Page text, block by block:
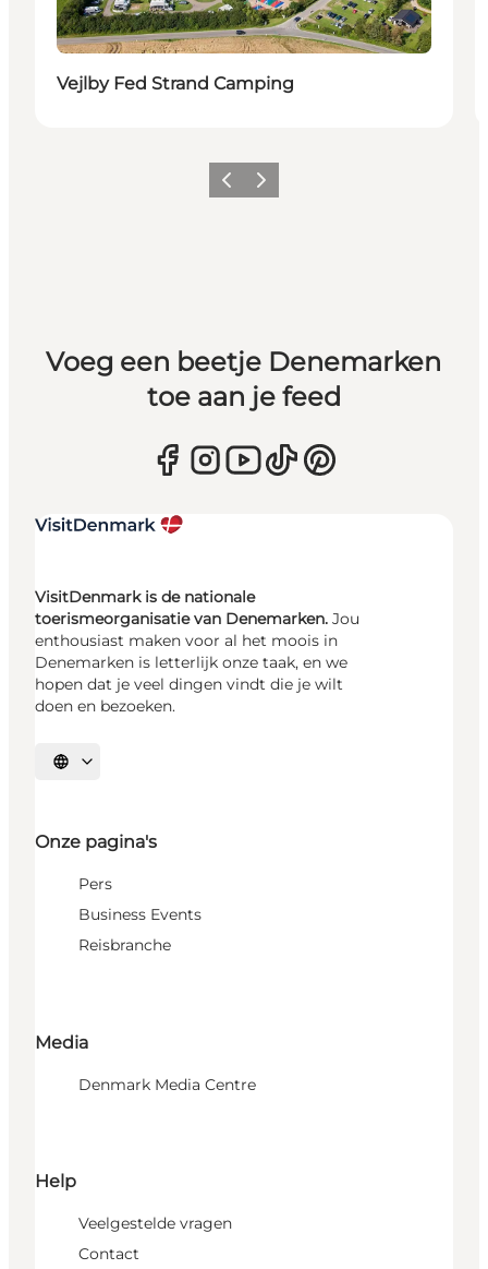
Vejlby Fed Strand Camping
Vorige Volgende
Voeg een beetje Denemarken
toe aan je feed
VisitDenmark is de nationale
toerismeorganisatie van Denemarken. Jou
enthousiast maken voor al het moois in
Denemarken is letterlijk onze taak, en we
hopen dat je veel dingen vindt die je wilt
doen en bezoeken.
Selecteer taal
Onze pagina's
Pers
Business Events
Reisbranche
Media
Denmark Media Centre
Help
Veelgestelde vragen
Contact